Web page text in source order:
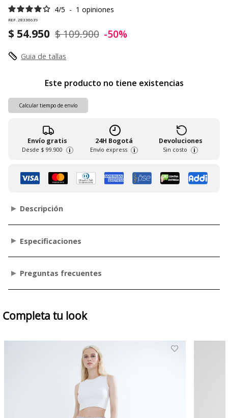
4/5 - 1 opiniones
REF. 28330639
$ 54.950 $ 109.900 -50%
Guia de tallas
Este producto no tiene existencias
Calcular tiempo de envío
Envío gratis
Desde $ 99.900 i
24H Bogotá
Envío express i
Devoluciones
Sin costo i
Descripción
Especificaciones
Preguntas frecuentes
Completa tu look